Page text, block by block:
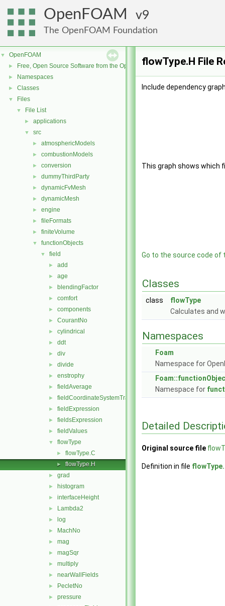
OpenFOAM 9
The OpenFOAM Foundation
▼ OpenFOAM
► Free, Open Source Software from the OpenFOAM Foundation
► Namespaces
► Classes
▼ Files
▼ File List
► applications
▼ src
► atmosphericModels
► combustionModels
► conversion
► dummyThirdParty
► dynamicFvMesh
► dynamicMesh
► engine
► fileFormats
► finiteVolume
▼ functionObjects
▼ field
► add
► age
► blendingFactor
► comfort
► components
► CourantNo
► cylindrical
► ddt
► div
► divide
► enstrophy
► fieldAverage
► fieldCoordinateSystemTransform
► fieldExpression
► fieldsExpression
► fieldValues
▼ flowType
► flowType.C
► flowType.H
► grad
► histogram
► interfaceHeight
► Lambda2
► log
► MachNo
► mag
► magSqr
► multiply
► nearWallFields
► PecletNo
► pressure
flowType.H File
Include dependency
This graph shows which
Go to the source code of
Classes
class
flowType
Calculates and
Namespaces
Foam
Namespace for
Namespace for
Detailed
Original source file
Definition in file